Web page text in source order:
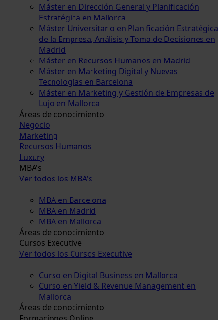
Máster en Dirección General y Planificación
Estratégica en Mallorca
Máster Universitario en Planificación Estratégica
de la Empresa, Análisis y Toma de Decisiones en
Madrid
Máster en Recursos Humanos en Madrid
Máster en Marketing Digital y Nuevas
Tecnologías en Barcelona
Máster en Marketing y Gestión de Empresas de
Lujo en Mallorca
Áreas de conocimiento
Negocio
Marketing
Recursos Humanos
Luxury
MBA's
Ver todos los MBA's
MBA en Barcelona
MBA en Madrid
MBA en Mallorca
Áreas de conocimiento
Cursos Executive
Ver todos los Cursos Executive
Curso en Digital Business en Mallorca
Curso en Yield & Revenue Management en
Mallorca
Áreas de conocimiento